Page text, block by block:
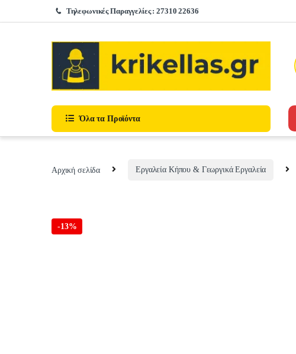
Skip to navigation
Τηλεφωνικές Παραγγελίες : 27310 22636
Όλα τα Προϊόντα
Αρχική σελίδα Εργαλεία Κήπου & Γεωργικά Εργαλεία
-13%